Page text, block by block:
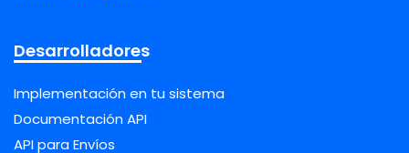
Desarrolladores
Implementación en tu sistema
Documentación API
API para Envíos